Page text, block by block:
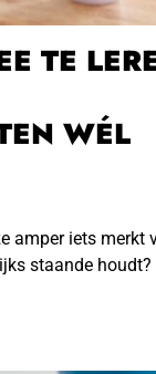
TE
WÉL
amper iets merkt
staande houdt?